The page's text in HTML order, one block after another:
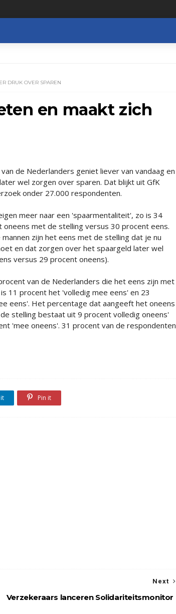
DRUK OVER SPAREN
en maakt zich
de Nederlanders geniet liever van vandaag en
wel zorgen over sparen. Dat blijkt uit GfK
onder 27.000 respondenten.
meer naar een 'spaarmentaliteit', zo is 34
oneens met de stelling versus 30 procent eens.
zijn het eens met de stelling dat je nu
en dat zorgen over het spaargeld later wel
versus 29 procent oneens).
van de Nederlanders die het eens zijn met
11 procent het 'volledig mee eens' en 23
eens'. Het percentage dat aangeeft het oneens
stelling bestaat uit 9 procent volledig oneens'
'mee oneens'. 31 procent van de respondenten
Pin it
Next
Verzekeraars lanceren Solidariteitsmonitor